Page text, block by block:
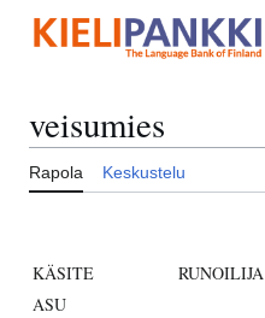
sisältöön
veisumies
Rapola Keskustelu
KÄSITE
RUNOILIJA
ASU